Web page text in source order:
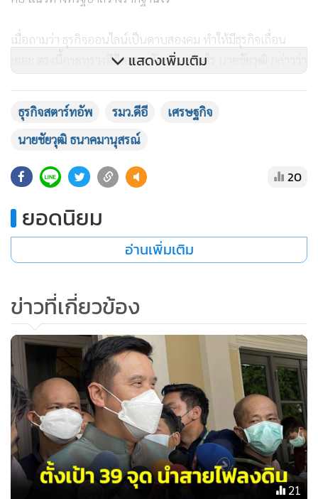
เมื่อถามว่า ธุรกิจออนไลน์เป็นดาบสองคม ทำให้มีธุรกิจเถื่อน
เยอะ ตรงนี้กระทรวงดีอีเอสจะจัดการอย่างไร นายชัยวุฒิ กล่าวว่า
ร้างปัญหา เป็นหน้าที่ของรัฐบาลที่จะต้องบังคับใช้กฎหมาย
ดำเนินคดี และมีมาตรการป้องกันซึ่งก็ทำมาอยู่ตลอด แต่ถามว่า
จะให้ไม่มีการลักวิ่ง ชิงปล้น หลอกลวง ทำให้ 100 เปอร์เซ็นต์ไม่ได้
แต่ก็จะพยายามทำให้ดีที่สุด ไม่ใช่เฉพาะออนไลน์ทุกๆ เรื่องก็มี
ปัญหาหมด
แสดงเพิ่มเติม
ธุรกิจสตาร์ทอัพ รมว.ดีอี
เศรษฐกิจ
นายชัยวุฒิ ธนาคมานุสรณ์
20
ยอดนิยม
อ่านเพิ่มเติม
ข่าวที่เกี่ยวข้อง
21